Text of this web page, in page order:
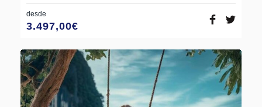
desde
3.497,00€